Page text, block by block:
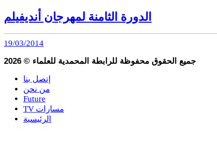
الدورة الثامنة لمهرجان أنديفيلم
19/03/2014
2026 © جميع الحقوق محفوظة للرابطة المحمدية للعلماء
إتصل بنا
من نحن
Future
TV مسارات
الرئيسية